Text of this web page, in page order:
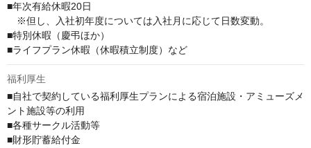
■年次有給休暇20日
※但し、入社初年度については入社月に応じて日数変動。
■特別休暇（慶弔ほか）
■ライフプラン休暇（休暇積立制度）など
福利厚生
■自社で契約している福利厚生プランによる宿泊施設・アミューズメ
ント施設等の利用
■各種サークル活動等
■財形貯蓄給付金